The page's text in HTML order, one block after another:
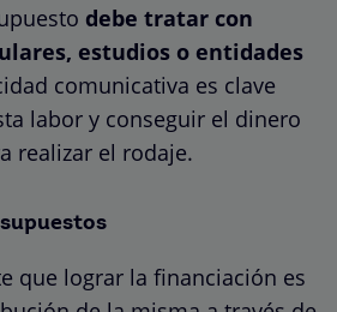
debe tratar con
estudios o entidades
comunicativa es clave
labor y conseguir el dinero
realizar el rodaje.
que lograr la financiación es